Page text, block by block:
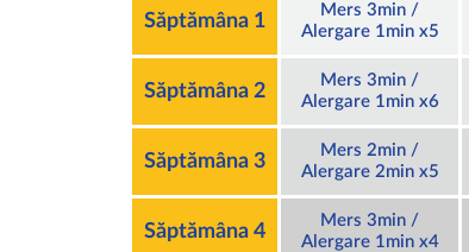
Săptămâna 1
Mers 3min /
Alergare 1min x5
Săptămâna 2
Mers 3min /
Alergare 1min x6
Săptămâna 3
Mers 2min /
Alergare 2min x5
Săptămâna 4
Mers 3min /
Alergare 1min x4